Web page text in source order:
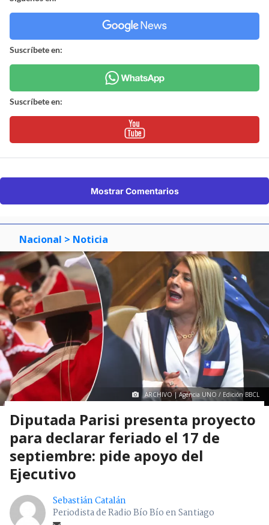
Suscríbete en:
Suscríbete en:
Mostrar Comentarios
Nacional > Noticia
ARCHIVO | Agencia UNO / Edición BBCL
Diputada Parisi presenta proyecto
para declarar feriado el 17 de
septiembre: pide apoyo del
Ejecutivo
Sebastián Catalán
Periodista de Radio Bío Bío en Santiago